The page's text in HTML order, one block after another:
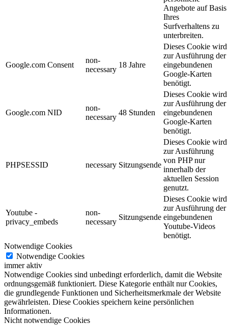
Angebote auf Basis
Ihres
Surfverhaltens zu
unterbreiten.
Google.com Consent
non-
necessary
18 Jahre
Dieses Cookie wird
zur Ausführung der
eingebundenen
Google-Karten
benötigt.
Google.com NID
non-
necessary
48 Stunden
Dieses Cookie wird
zur Ausführung der
eingebundenen
Google-Karten
benötigt.
PHPSESSID necessary Sitzungsende
Dieses Cookie wird
zur Ausführung
von PHP nur
innerhalb der
aktuellen Session
genutzt.
Youtube -
privacy_embeds
non-
necessary
Sitzungsende
Dieses Cookie wird
zur Ausführung der
eingebundenen
Youtube-Videos
benötigt.
Notwendige Cookies
Notwendige Cookies
immer aktiv
Notwendige Cookies sind unbedingt erforderlich, damit die Website
ordnungsgemäß funktioniert. Diese Kategorie enthält nur Cookies,
die grundlegende Funktionen und Sicherheitsmerkmale der Website
gewährleisten. Diese Cookies speichern keine persönlichen
Informationen.
Nicht notwendige Cookies